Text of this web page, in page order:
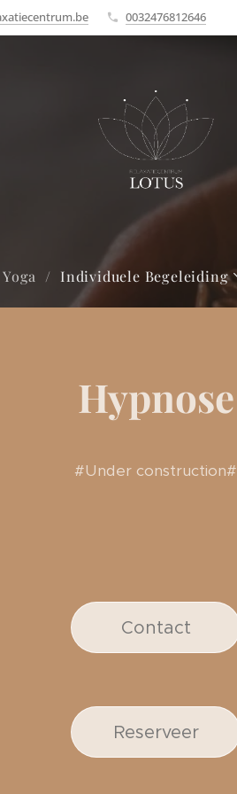
0032476812646
Yoga Individuele Begeleiding
Hypnose
#Under construction#
Contact
Reserveer